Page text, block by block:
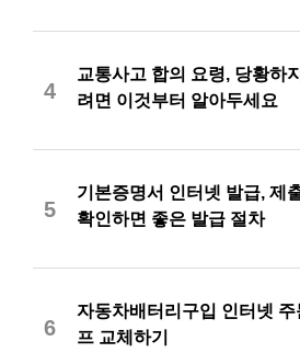
4
교통사고 합의 요령, 당황하
려면 이것부터 알아두세요
5
기본증명서 인터넷 발급, 제
확인하면 좋은 발급 절차
6
자동차배터리구입 인터넷 주
프 교체하기